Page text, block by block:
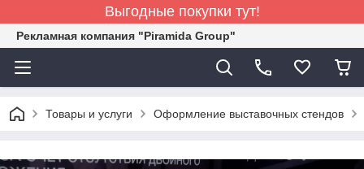
Выгодные покупки тут!
Рекламная компания "Piramida Group"
Товары и услуги Оформление выставочных стендов